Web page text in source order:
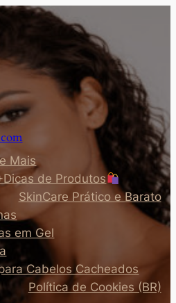
Mais
de Produtos
SkinCare Prático e Barato
em Gel
Cabelos Cacheados
Política de Cookies (BR)